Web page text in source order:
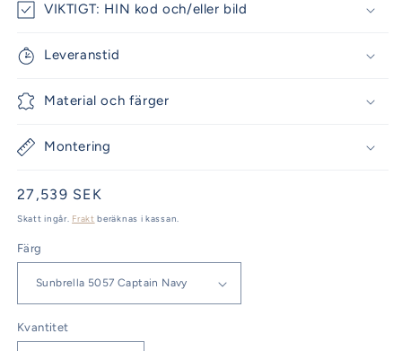
VIKTIGT: HIN kod och/eller bild
Leveranstid
Material och färger
Montering
Ordinarie
pris
27,539 SEK
Skatt ingår. Frakt beräknas i kassan.
Färg
Kvantitet